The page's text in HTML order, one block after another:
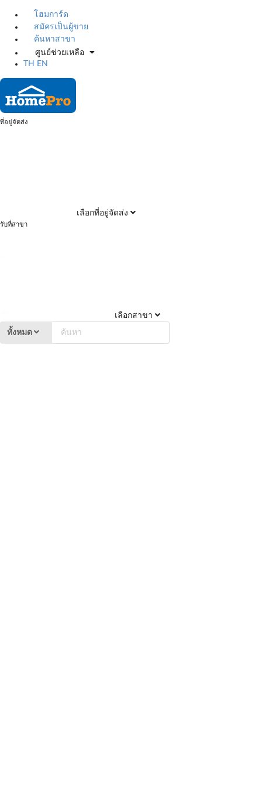
โฮมการ์ด
สมัครเป็นผู้ขาย
ค้นหาสาขา
ศูนย์ช่วยเหลือ
TH
EN
ที่อยู่จัดส่ง
เลือกที่อยู่จัดส่ง
รับที่สาขา
เลือกสาขา
ทั้งหมด